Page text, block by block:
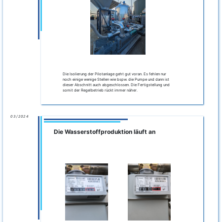
Die Isolierung der Pilotanlage geht gut voran. Es fehlen nur
noch einige wenige Stellen wie bspw. die Pumpe und dann ist
dieser Abschnitt auch abgeschlossen. Die Fertigstellung und
somit der Regelbetrieb rückt immer näher.
03/2024
Die Wasserstoffproduktion läuft an